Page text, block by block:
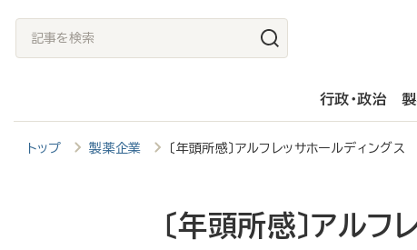
記
事
検
索
行政・政治
トップ 製薬企業 〔年頭所感〕アルフレッサホールディン
〔年頭所感〕アル